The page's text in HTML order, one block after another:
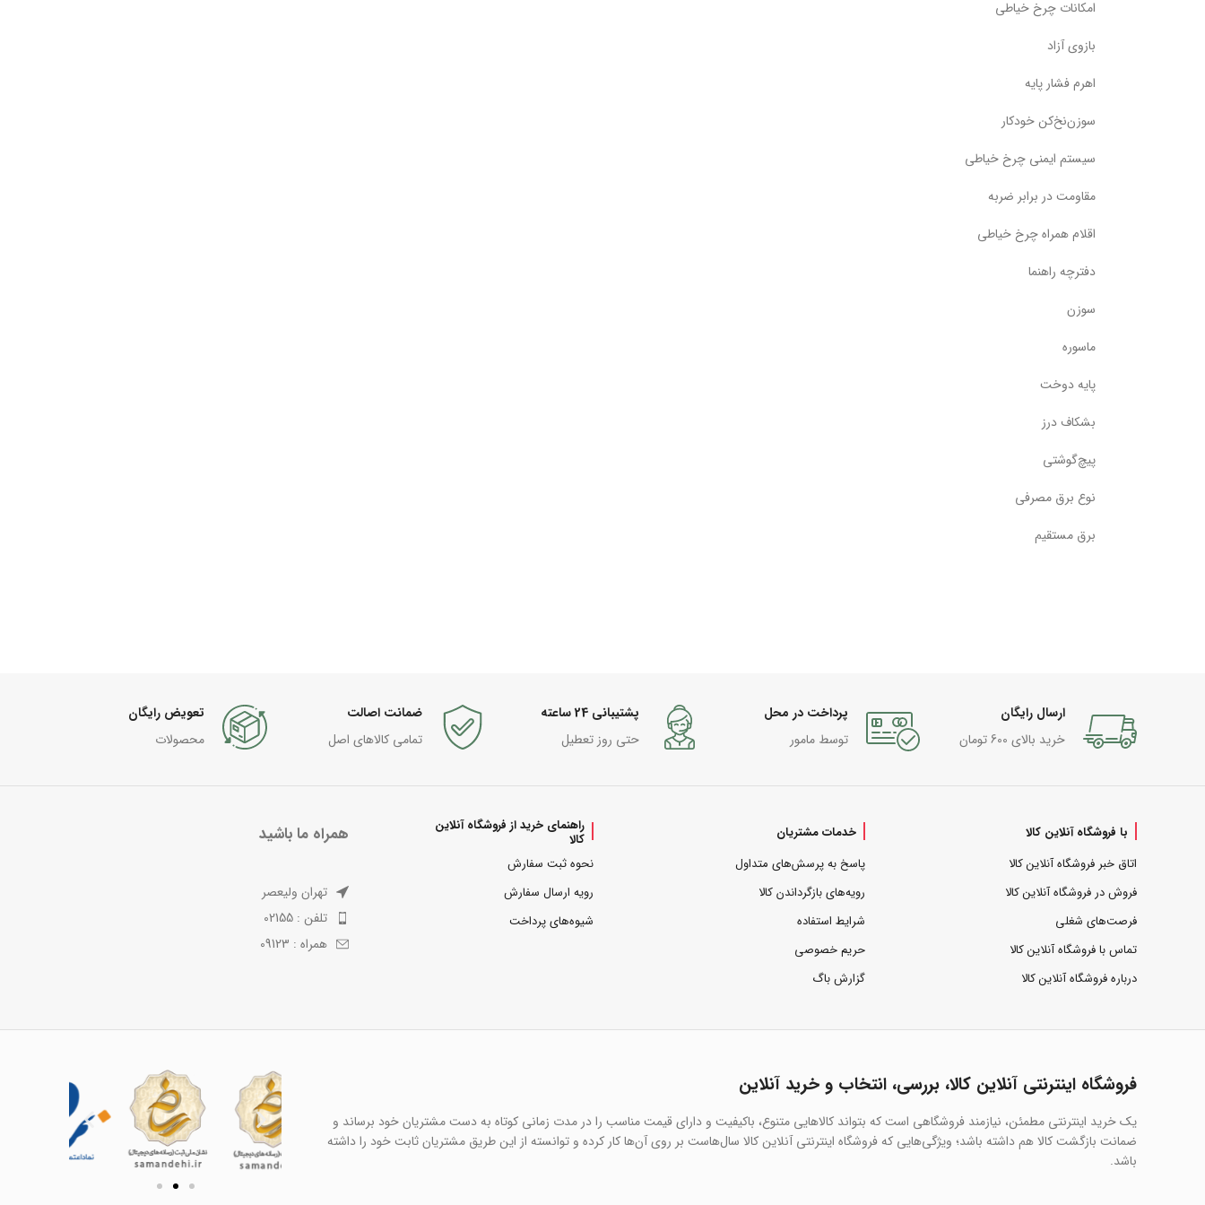
امکانات چرخ خیاطی
بازوی آزاد
اهرم فشار پایه
سوزن‌نخ‌کن خودکار
سیستم ایمنی چرخ خیاطی
مقاومت در برابر ضربه
اقلام همراه چرخ خیاطی
دفترچه راهنما
سوزن
ماسوره
پایه دوخت
بشکاف درز
پیچ‌گوشتی
نوع برق مصرفی
برق مستقیم
ارسال رایگان
خرید بالای 600 تومان
پرداخت در محل
توسط مامور
پشتیبانی 24 ساعته
حتی روز تعطیل
ضمانت اصالت
تمامی کالاهای اصل
تعویض رایگان
محصولات
با فروشگاه آنلاین کالا
اتاق خبر فروشگاه آنلاین کالا
فروش در فروشگاه آنلاین کالا
فرصت‌های شغلی
تماس با فروشگاه آنلاین کالا
درباره فروشگاه آنلاین کالا
خدمات مشتریان
پاسخ به پرسش‌های متداول
رویه‌های بازگرداندن کالا
شرایط استفاده
حریم خصوصی
گزارش باگ
راهنمای خرید از فروشگاه آنلاین
کالا
نحوه ثبت سفارش
رویه ارسال سفارش
شیوه‌های پرداخت
همراه ما باشید
تهران ولیعصر
تلفن : 02155
همراه : 09123
فروشگاه اینترنتی آنلاین کالا، بررسی، انتخاب و خرید آنلاین
یک خرید اینترنتی مطمئن، نیازمند فروشگاهی است که بتواند کالاهایی متنوع، باکیفیت و دارای قیمت مناسب را در مدت زمانی کوتاه به دست مشتریان خود برساند و
ضمانت بازگشت کالا هم داشته باشد؛ ویژگی‌هایی که فروشگاه اینترنتی آنلاین کالا سال‌هاست بر روی آن‌ها کار کرده و توانسته از این طریق مشتریان ثابت خود را داشته
باشد.